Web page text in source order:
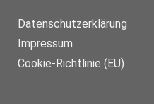
Datenschutzerklärung
Impressum
Cookie-Richtlinie (EU)